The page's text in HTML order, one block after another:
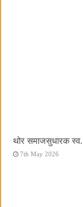
थोर समाजसुधारक स्व.
7th May 2026